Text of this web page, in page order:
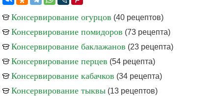
Консервирование огурцов (40 рецептов)
Консервирование помидоров (73 рецепта)
Консервирование баклажанов (23 рецепта)
Консервирование перцев (54 рецепта)
Консервирование кабачков (34 рецепта)
Консервирование тыквы (13 рецептов)